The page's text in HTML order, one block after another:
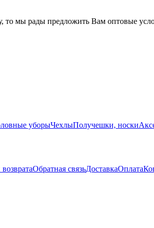
то мы рады предложить Вам оптовые
уборыЧехлыПолучешки, носки
Обратная связьДоставкаОплата